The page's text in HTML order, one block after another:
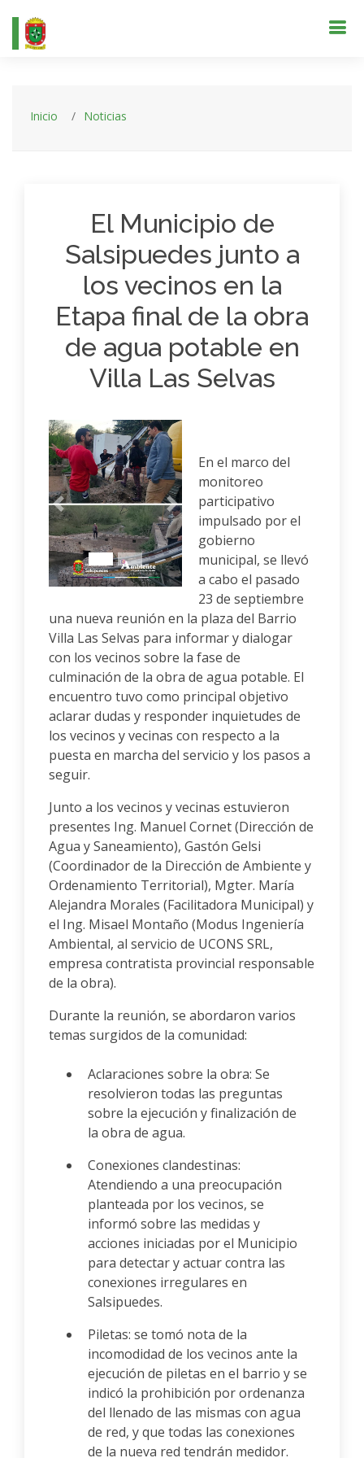
Inicio Noticias
El Municipio de
Salsipuedes junto a
los vecinos en la
Etapa final de la obra
de agua potable en
Villa Las Selvas
Anterior Siguiente
En el marco del
monitoreo
participativo
impulsado por el
gobierno
municipal, se llevó
a cabo el pasado
23 de septiembre
una nueva reunión en la plaza del Barrio
Villa Las Selvas para informar y dialogar
con los vecinos sobre la fase de
culminación de la obra de agua potable. El
encuentro tuvo como principal objetivo
aclarar dudas y responder inquietudes de
los vecinos y vecinas con respecto a la
puesta en marcha del servicio y los pasos a
seguir.
Junto a los vecinos y vecinas estuvieron
presentes Ing. Manuel Cornet (Dirección de
Agua y Saneamiento), Gastón Gelsi
(Coordinador de la Dirección de Ambiente y
Ordenamiento Territorial), Mgter. María
Alejandra Morales (Facilitadora Municipal) y
el Ing. Misael Montaño (Modus Ingeniería
Ambiental, al servicio de UCONS SRL,
empresa contratista provincial responsable
de la obra).
Durante la reunión, se abordaron varios
temas surgidos de la comunidad:
Aclaraciones sobre la obra: Se
resolvieron todas las preguntas
sobre la ejecución y finalización de
la obra de agua.
Conexiones clandestinas:
Atendiendo a una preocupación
planteada por los vecinos, se
informó sobre las medidas y
acciones iniciadas por el Municipio
para detectar y actuar contra las
conexiones irregulares en
Salsipuedes.
Piletas: se tomó nota de la
incomodidad de los vecinos ante la
ejecución de piletas en el barrio y se
indicó la prohibición por ordenanza
del llenado de las mismas con agua
de red, y que todas las conexiones
de la nueva red tendrán medidor.